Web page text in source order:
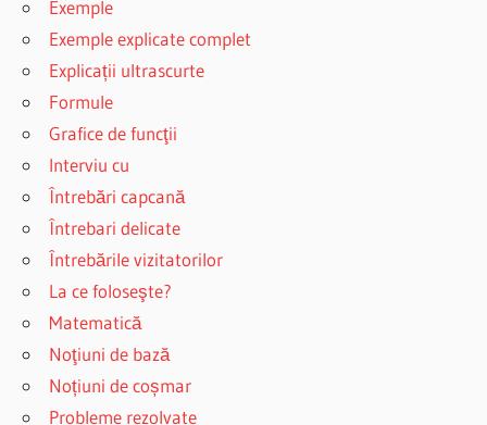
Exemple
Exemple explicate complet
Explicații ultrascurte
Formule
Grafice de funcţii
Interviu cu
Întrebări capcană
Întrebari delicate
Întrebările vizitatorilor
La ce foloseşte?
Matematică
Noţiuni de bază
Noțiuni de coșmar
Probleme rezolvate